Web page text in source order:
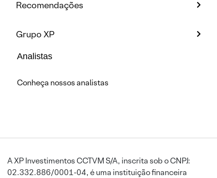
Recomendações
Grupo XP
Analistas
Conheça nossos analistas
A XP Investimentos CCTVM S/A, inscrita sob o CNPJ:
02.332.886/0001-04, é uma instituição financeira